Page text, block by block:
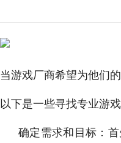
当游戏厂商希望为他们
以下是一些寻找专业游
确定需求和目标：